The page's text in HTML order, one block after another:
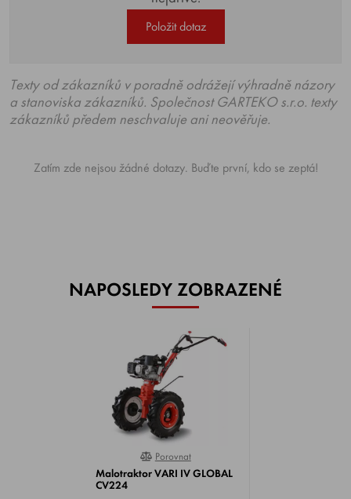
Položit dotaz
Texty od zákazníků v poradně odrážejí výhradně názory
a stanoviska zákazníků. Společnost GARTEKO s.r.o. texty
zákazníků předem neschvaluje ani neověřuje.
Zatím zde nejsou žádné dotazy. Buďte první, kdo se zeptá!
NAPOSLEDY ZOBRAZENÉ
0%
Porovnat
Malotraktor VARI IV GLOBAL
CV224